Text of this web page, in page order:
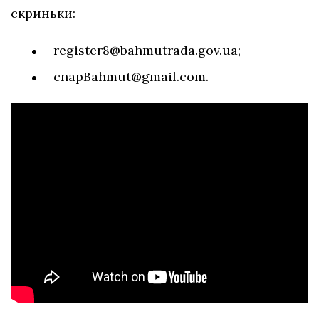
скриньки:
register8@bahmutrada.gov.ua;
cnapBahmut@gmail.com.